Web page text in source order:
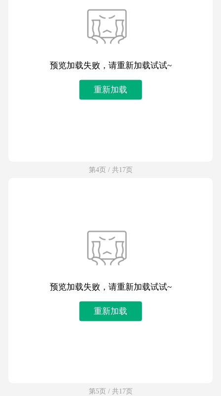
预览加载失败，请重新加载试试~
重新加载
第4页 / 共17页
预览加载失败，请重新加载试试~
重新加载
第5页 / 共17页